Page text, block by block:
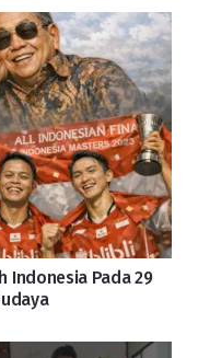
Indonesia Pada 29